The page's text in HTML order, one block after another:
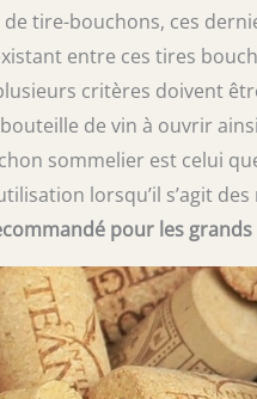
de tire-bouchons, ces
entre ces tires
critères doivent
de vin à ouvrir
sommelier est celui
lorsqu’il s’agit
pour les